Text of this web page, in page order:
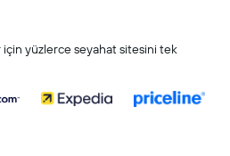
için yüzlerce seyahat sitesini tek